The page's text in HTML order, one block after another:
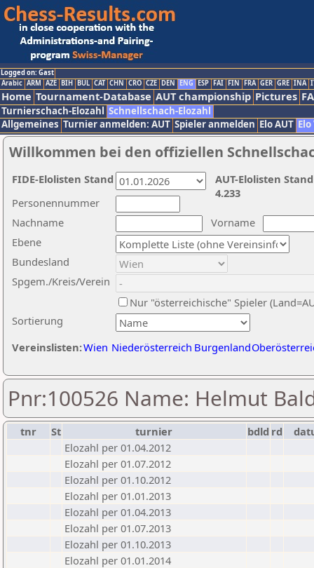
Logged on: Gast
Arabic ARM AZE BIH BUL CAT CHN CRO CZE DEN ENG ESP FAI FIN FRA GER GRE INA
Home Tournament-Database AUT championship Pictures
Turnierschach-Elozahl Schnellschach-Elozahl
Allgemeines Turnier anmelden: AUT Spieler anmelden Elo AUT
Willkommen bei den offiziellen
Nachname
Vorname
Ebene
Sortierung
Personennummer
Bundesland
Spgem./Kreis/Verein
Nur "österreichische" Spieler
Vereinslisten:Wien Niederösterreich Burgenland
AUT-Elolisten
4.233
FIDE-Elolisten Stand
Pnr:100526 Name: Helmut
tnr St turnier bdld rd
Elozahl per 01.04.2012
Elozahl per 01.07.2012
Elozahl per 01.10.2012
Elozahl per 01.01.2013
Elozahl per 01.04.2013
Elozahl per 01.07.2013
Elozahl per 01.10.2013
Elozahl per 01.01.2014